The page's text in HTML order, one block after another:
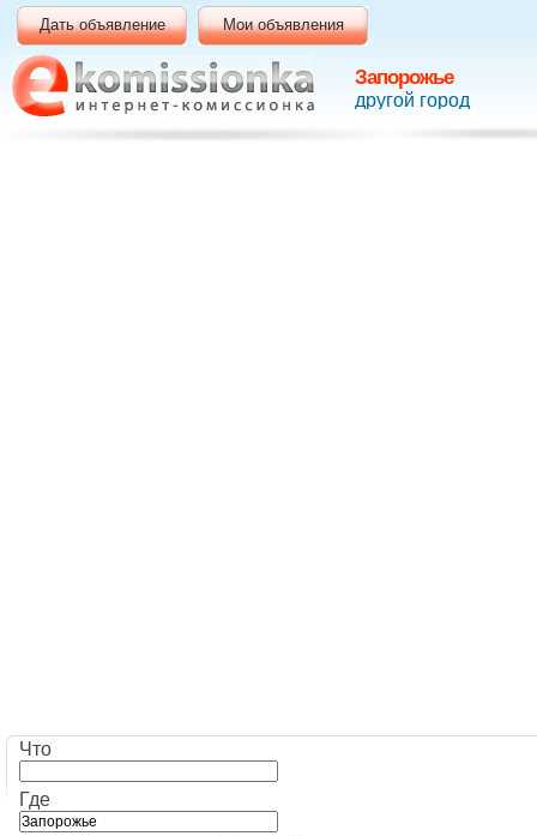
Запорожье
другой город
Дать объявление Мои объявления
Что
Где